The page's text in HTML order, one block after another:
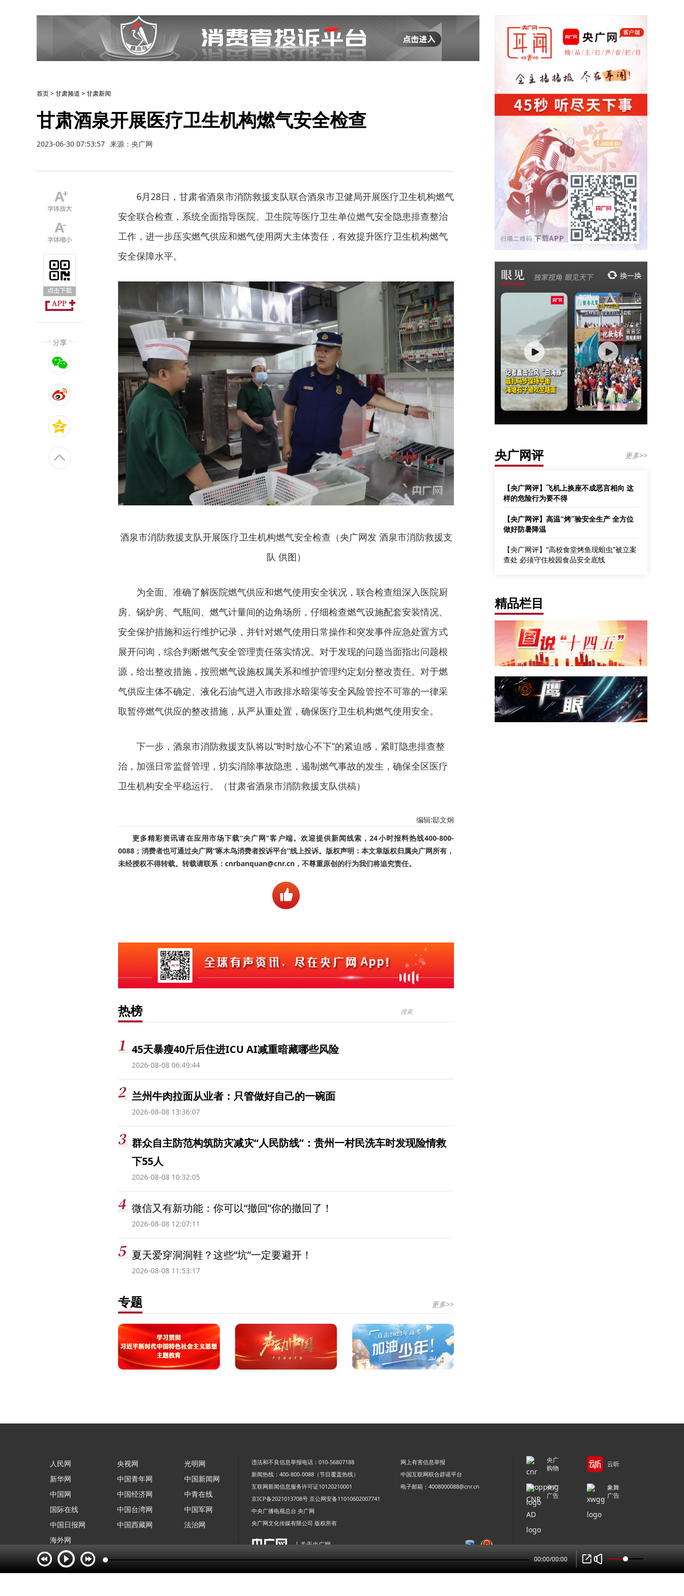
首页>甘肃频道 >甘肃新闻
甘肃酒泉开展医疗卫生机构燃气安全检查
2023-06-30 07:53:57 来源：央广网
6月28日，甘肃省酒泉市消防救援支队联合酒泉市卫健局开展医疗卫生机构燃气
安全联合检查，系统全面指导医院、卫生院等医疗卫生单位燃气安全隐患排查整治
工作，进一步压实燃气供应和燃气使用两大主体责任，有效提升医疗卫生机构燃气
安全保障水平。
酒泉市消防救援支队开展医疗卫生机构燃气安全检查（央广网发 酒泉市消防救援支
队 供图）
为全面、准确了解医院燃气供应和燃气使用安全状况，联合检查组深入医院厨
房、锅炉房、气瓶间、燃气计量间的边角场所，仔细检查燃气设施配套安装情况、
安全保护措施和运行维护记录，并针对燃气使用日常操作和突发事件应急处置方式
展开问询，综合判断燃气安全管理责任落实情况。对于发现的问题当面指出问题根
源，给出整改措施，按照燃气设施权属关系和维护管理约定划分整改责任。对于燃
气供应主体不确定、液化石油气进入市政排水暗渠等安全风险管控不可靠的一律采
取暂停燃气供应的整改措施，从严从重处置，确保医疗卫生机构燃气使用安全。
下一步，酒泉市消防救援支队将以“时时放心不下”的紧迫感，紧盯隐患排查整
治，加强日常监督管理，切实消除事故隐患，遏制燃气事故的发生，确保全区医疗
卫生机构安全平稳运行。（甘肃省酒泉市消防救援支队供稿）
编辑:邸文炯
更多精彩资讯请在应用市场下载“央广网”客户端。欢迎提供新闻线索，24小时报料热线400-800-
0088；消费者也可通过央广网“啄木鸟消费者投诉平台”线上投诉。版权声明：本文章版权归属央广网所有，
未经授权不得转载。转载请联系：cnrbanquan@cnr.cn，不尊重原创的行为我们将追究责任。
热榜
45天暴瘦40斤后住进ICU AI减重暗藏哪些风险
2026-08-08 06:49:44
兰州牛肉拉面从业者：只管做好自己的一碗面
2026-08-08 13:36:07
群众自主防范构筑防灾减灾“人民防线”：贵州一村民洗车时发现险情救
下55人
2026-08-08 10:32:05
微信又有新功能：你可以“撤回”你的撤回了！
2026-08-08 12:07:11
夏天爱穿洞洞鞋？这些“坑”一定要避开！
2026-08-08 11:53:17
专题 更多>>
央广网评 更多>>
【央广网评】飞机上换座不成恶言相向 这
样的危险行为要不得
【央广网评】高温“烤”验安全生产 全方位
做好防暑降温
【央广网评】“高校食堂烤鱼现蛆虫”被立案
查处 必须守住校园食品安全底线
精品栏目
人民网
新华网
中国网
国际在线
中国日报网
海外网
央视网
中国青年网
中国经济网
中国台湾网
中国西藏网
光明网
中国新闻网
中青在线
中国军网
法治网
违法和不良信息举报电话：010-56807188
网上有害信息举报
新闻热线：400-800-0088（节目覆盖热线）
中国互联网联合辟谣平台
互联网新闻信息服务许可证10120210001
电子邮箱：4008000088@cnr.cn
京ICP备2021013708号 京公网安备11010602007741
中央广播电视总台 央广网
央广网文化传媒有限公司 版权所有
| 关于央广网
央广
购物
云听
央广
广告
象舞
广告
00:00/00:00